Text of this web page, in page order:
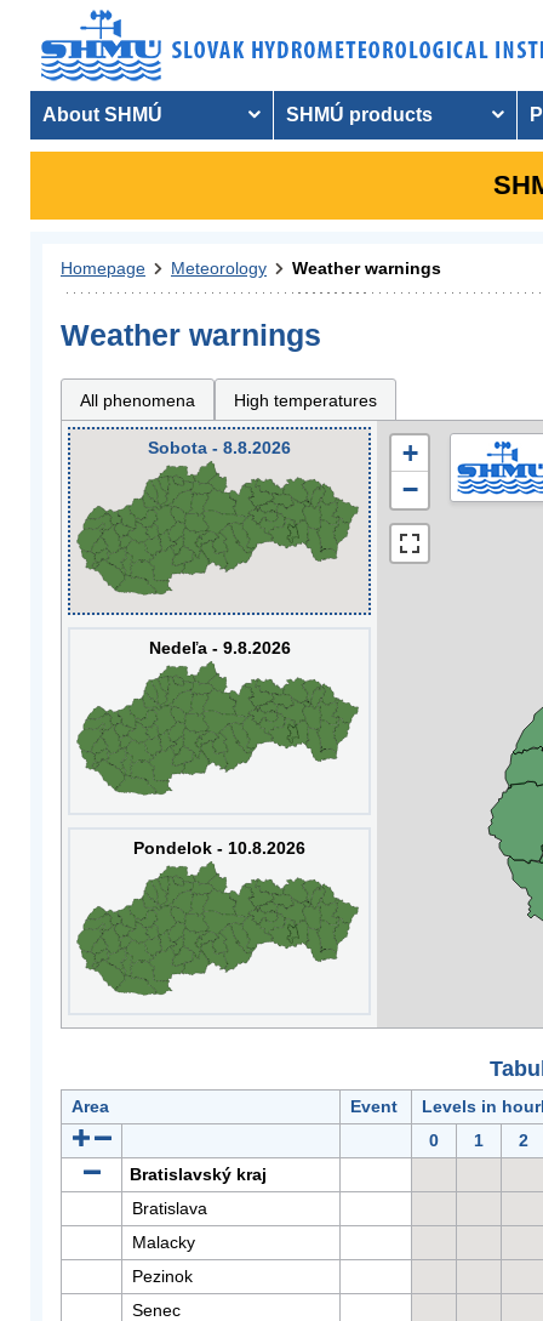
About SHMÚ SHMÚ products
Homepage Meteorology Weather warnings
Weather warnings
All phenomena High temperatures
Sobota - 8.8.2026
Nedeľa - 9.8.2026
Pondelok - 10.8.2026
+
−
Area Event
Levels in
0
1
2
Bratislavský kraj
Bratislava
Malacky
Pezinok
Senec